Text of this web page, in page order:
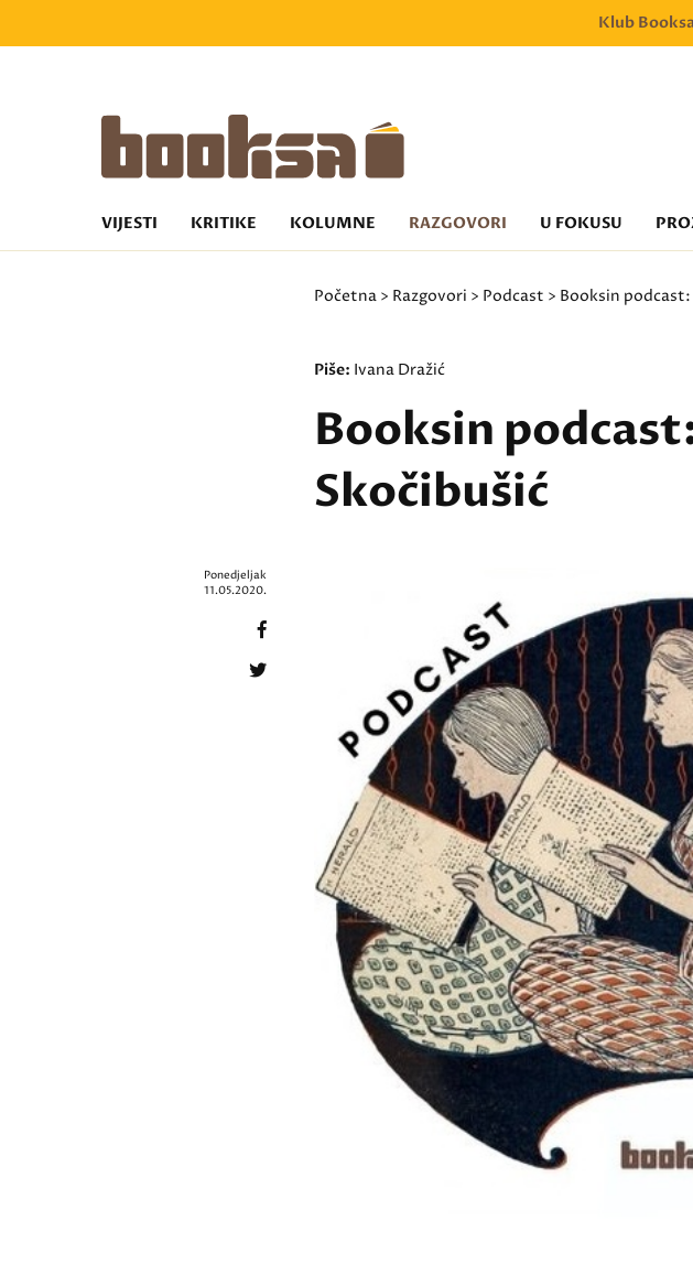
Klub
VIJESTI KRITIKE KOLUMNE RAZGOVORI U FOKUSU
Početna > Razgovori > Podcast > Booksin
Piše: Ivana Dražić
Booksin
Skočibušić
Ponedjeljak
11.05.2020.